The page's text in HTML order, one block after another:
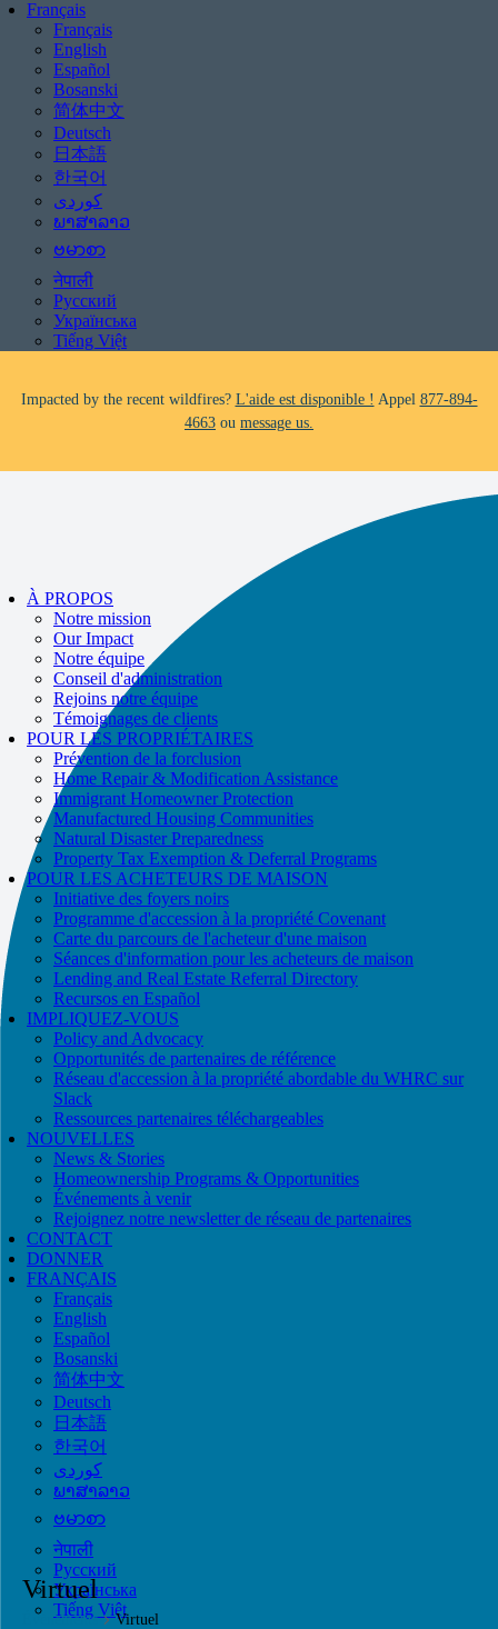
Français
Français
English
Español
Bosanski
简体中文
Deutsch
日本語
한국어
ພາສາລາວ
ဗမာစာ
नेपाली
Русский
Українська
Tiếng Việt
Be aware of scams: WHRC does not make unsolicited phone calls and will
Impacted by the recent wildfires?
Facing foreclosure? L'aide est disponible !Appel877-894-4663ou
message us.
Be aware of scams: WHRC does not make unsolicited phone calls and will
If you receive a suspicious call claiming to be from WHRC, please contact
877-894-4663.
Impacted by the recent wildfires? L'aide est disponible !
4663ou
À PROPOS
Notre mission
Our Impact
Notre équipe
Conseil d'administration
Rejoins notre équipe
Témoignages de clients
POUR LES PROPRIÉTAIRES
Prévention de la forclusion
Home Repair & Modification Assistance
Immigrant Homeowner Protection
Manufactured Housing Communities
Natural Disaster Preparedness
Property Tax Exemption & Deferral Programs
POUR LES ACHETEURS DE MAISON
Initiative des foyers noirs
Programme d'accession à la propriété Covenant
Carte du parcours de l'acheteur d'une maison
Séances d'information pour les acheteurs de maison
Lending and Real Estate Referral Directory
Recursos en Español
IMPLIQUEZ-VOUS
Policy and Advocacy
Opportunités de partenaires de référence
Réseau d'accession à la propriété abordable du WHRC sur
Slack
Ressources partenaires téléchargeables
NOUVELLES
News & Stories
Homeownership Programs & Opportunities
Événements à venir
Rejoignez notre newsletter de réseau de partenaires
CONTACT
DONNER
FRANÇAIS
Français
English
Español
Bosanski
简体中文
Deutsch
日本語
한국어
ພາສາລາວ
ဗမာစာ
नेपाली
Русский
Українська
Tiếng Việt
Virtuel
Évènements Virtuel